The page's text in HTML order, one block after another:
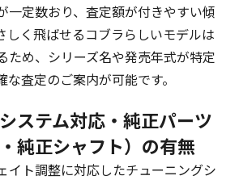
一定数おり、査定額が付きやすい傾
しく飛ばせるコブラらしいモデルは
ため、シリーズ名や発売年式が特定
査定のご案内が可能です。
ステム対応・純正パーツ
純正シャフト）の有無
イト調整に対応したチューニングシ